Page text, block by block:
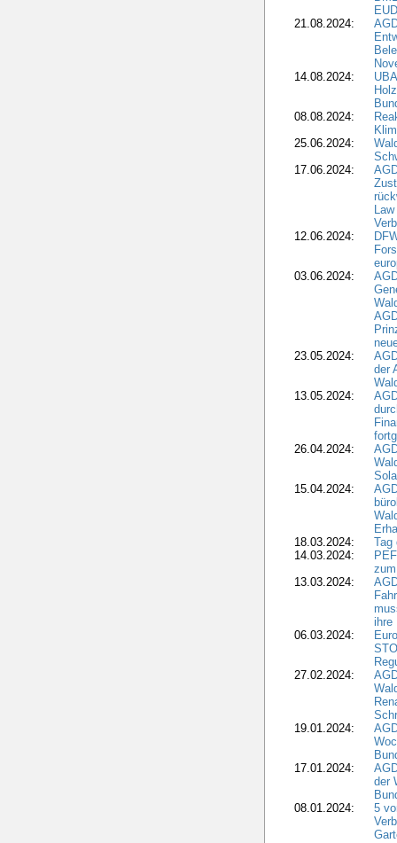
21.08.2024:
14.08.2024:
08.08.2024:
25.06.2024:
17.06.2024:
12.06.2024:
03.06.2024:
23.05.2024:
der
13.05.2024:
26.04.2024:
15.04.2024:
18.03.2024:
Tag
14.03.2024:
13.03.2024:
ihre
06.03.2024:
27.02.2024:
19.01.2024:
17.01.2024:
der
08.01.2024:
5